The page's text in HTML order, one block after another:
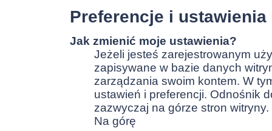
Preferencje i
Jak zmienić moje ustawienia?
Jeżeli jesteś zarejestrowanym
zapisywane w bazie danych
zarządzania swoim kontem. W
ustawień i preferencji. Odnośnik
zazwyczaj na górze stron witryny.
Na górę